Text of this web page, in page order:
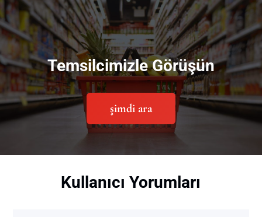
Temsilcimizle Görüşün
şimdi ara
Kullanıcı Yorumları